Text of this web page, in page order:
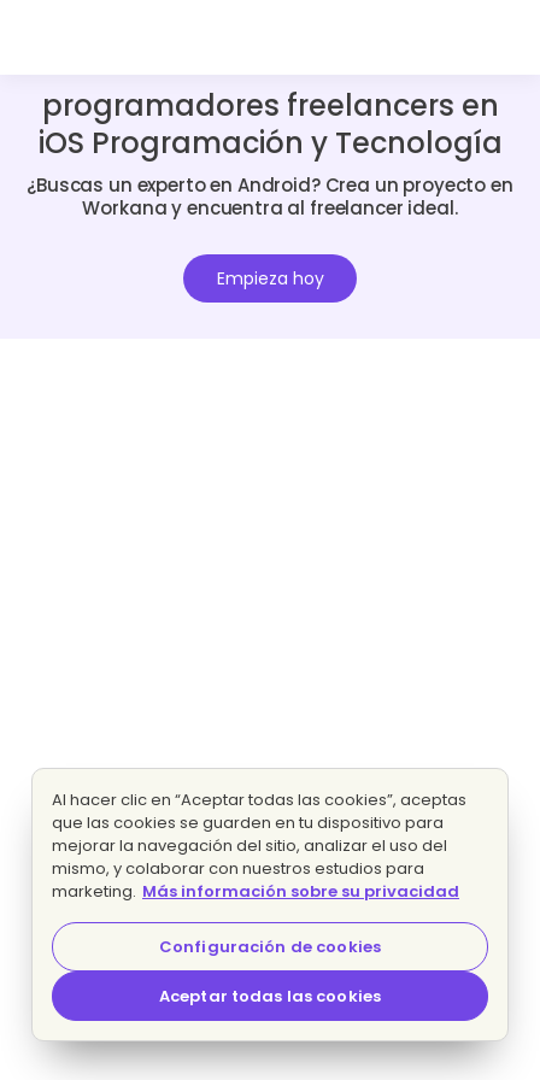
programadores freelancers en
iOS Programación y Tecnología
¿Buscas un experto en Android? Crea un proyecto en
Workana y encuentra al freelancer ideal.
Empieza hoy
Al hacer clic en “Aceptar todas las cookies”, aceptas
que las cookies se guarden en tu dispositivo para
mejorar la navegación del sitio, analizar el uso del
mismo, y colaborar con nuestros estudios para
marketing. Más información sobre su privacidad
Configuración de cookies
Aceptar todas las cookies